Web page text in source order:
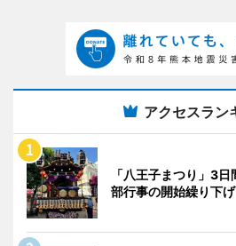
アクセスラン
「八王子まつり」3
部行事の開始繰り下げ